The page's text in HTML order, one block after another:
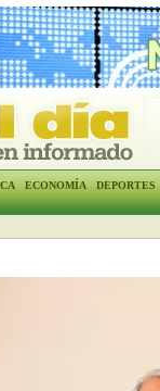
ECONOMÍA DEPORTES